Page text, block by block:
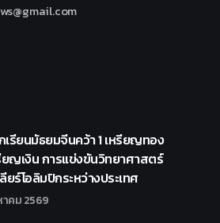
รียนมัธยมจีนคว้า 1 เหรียญทอง
ยญเงิน การแข่งขันวิทยาศาสตร์
ยร์โอลิมปิกระหว่างประเทศ
คม 2569